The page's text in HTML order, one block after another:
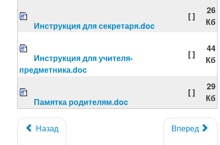
Инструкция для секретаря.doc
[ ]
26
Кб
Инструкция для учителя-
предметника.doc
[ ]
44
Кб
Памятка родителям.doc
[ ]
29
Кб
Назад Вперед